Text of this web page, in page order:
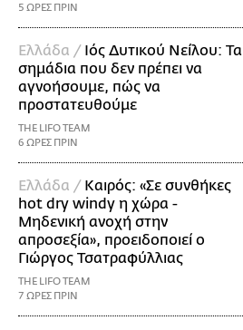
5 ΩΡΕΣ ΠΡΙΝ
Ελλάδα / Ιός Δυτικού Νείλου: Τα
σημάδια που δεν πρέπει να
αγνοήσουμε, πώς να
προστατευθούμε
THE LIFO TEAM
6 ΩΡΕΣ ΠΡΙΝ
Ελλάδα / Καιρός: «Σε συνθήκες
hot dry windy η χώρα -
Μηδενική ανοχή στην
απροσεξία», προειδοποιεί ο
Γιώργος Τσατραφύλλιας
THE LIFO TEAM
7 ΩΡΕΣ ΠΡΙΝ